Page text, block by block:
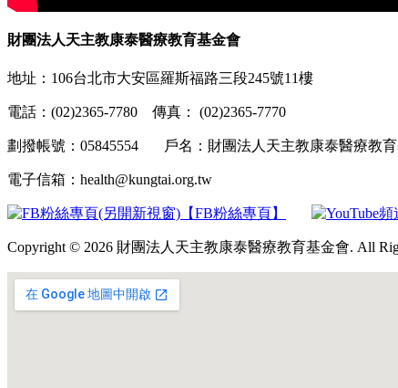
財團法人天主教康泰醫療教育基金會
地址：106台北市大安區羅斯福路三段245號11樓
電話：(02)2365-7780 傳真： (02)2365-7770
劃撥帳號：05845554 戶名：財團法人天主教康泰醫療教
電子信箱：health@kungtai.org.tw
【FB粉絲專頁】
Copyright © 2026 財團法人天主教康泰醫療教育基金會. All